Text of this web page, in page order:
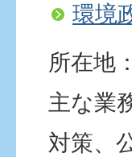
環境
所在地
主な業
対策、